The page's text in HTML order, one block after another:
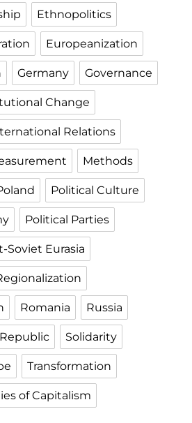
Ethnopolitics
Europeanization
Germany Governance
Change
Relations
Methods
Political Culture
Political Parties
Soviet Eurasia
Romania Russia
Solidarity
Transformation
of Capitalism